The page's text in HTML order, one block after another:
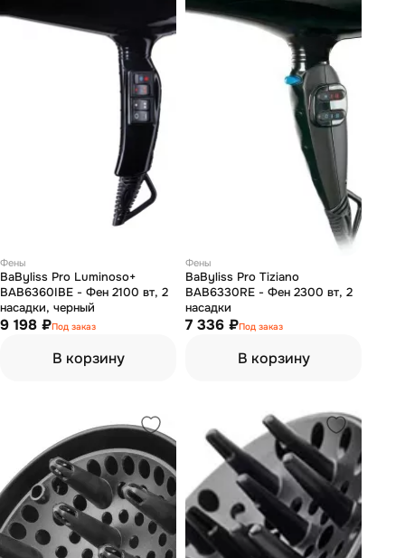
Фены
BaByliss Pro Luminoso+
BAB6360IBE - Фен 2100 вт, 2
насадки, черный
9 198 ₽Под заказ
В корзину
Фены
BaByliss Pro Tiziano
BAB6330RE - Фен 2300 вт, 2
насадки
7 336 ₽Под заказ
В корзину